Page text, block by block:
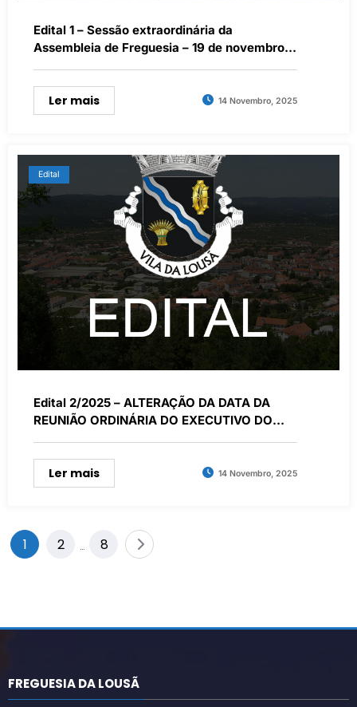
Edital 1 – Sessão extraordinária da
Assembleia de Freguesia – 19 de novembro
Ler mais 14 Novembro, 2025
Edital
Edital 2/2025 – ALTERAÇÃO DA DATA DA
REUNIÃO ORDINÁRIA DO EXECUTIVO DO
Ler mais 14 Novembro, 2025
Paginação
1 2 8
FREGUESIA DA LOUSÃ